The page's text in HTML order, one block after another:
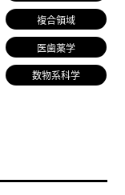
複合領域
医歯薬学
数物系科学